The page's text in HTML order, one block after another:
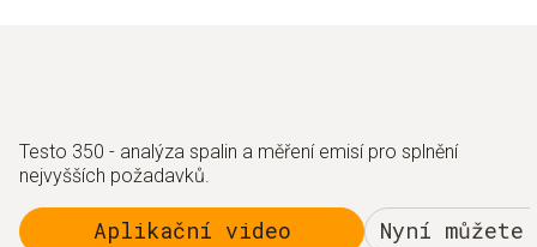
Testo 350 - analýza spalin a měření emisí pro splnění
nejvyšších požadavků.
Aplikační video Nyní